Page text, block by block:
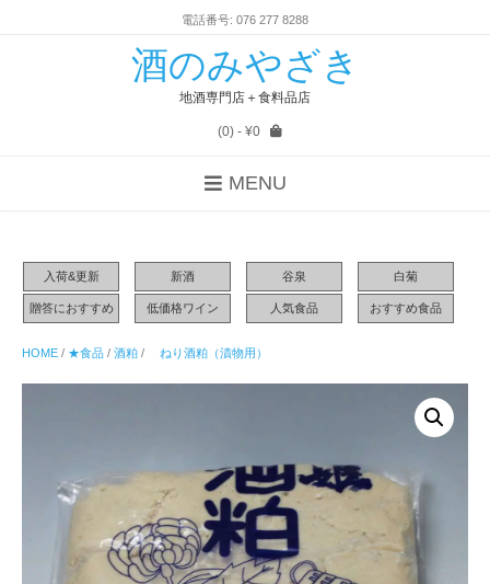
電話番号: 076 277 8288
酒のみやざき
地酒専門店＋食料品店
(0)- ¥0
MENU
入荷&更新 新酒 谷泉 白菊
贈答におすすめ 低価格ワイン 人気食品 おすすめ食品
HOME / ★食品 / 酒粕 / ねり酒粕（漬物用）